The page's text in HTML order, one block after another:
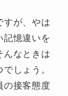
すが、やは
記憶違いを
んなときは
しょう。
の接客態度